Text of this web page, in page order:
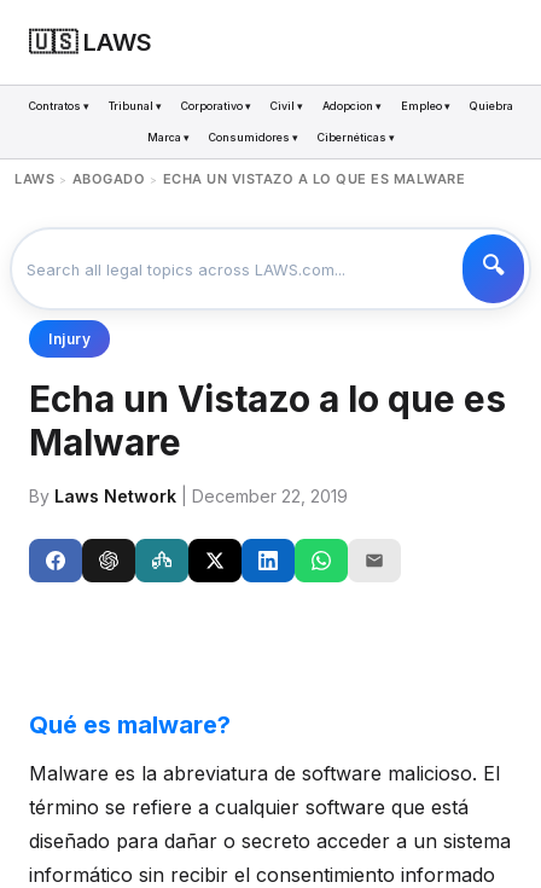
🇺🇸 LAWS
Contratos ▾ Tribunal ▾ Corporativo ▾ Civil ▾ Adopcion ▾ Empleo ▾ Quiebra
Marca ▾ Consumidores ▾ Cibernéticas ▾
LAWS > ABOGADO > ECHA UN VISTAZO A LO QUE ES MALWARE
Injury
Echa un Vistazo a lo que es
Malware
By Laws Network | December 22, 2019
Qué es malware?
Malware es la abreviatura de software malicioso. El
término se refiere a cualquier software que está
diseñado para dañar o secreto acceder a un sistema
informático sin recibir el consentimiento informado